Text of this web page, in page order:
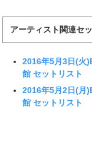
アーティスト関連セ
2016年5月3日(火
館 セットリスト
2016年5月2日(月
館 セットリスト